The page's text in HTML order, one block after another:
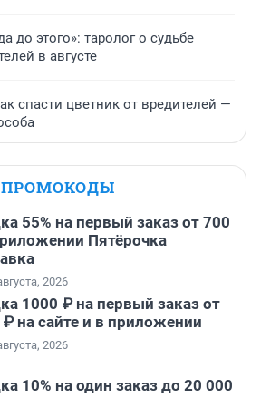
до этого»: таролог о судьбе
в августе
спасти цветник от вредителей —
ПРОМОКОДЫ
55% на первый заказ от 700
Пятёрочка
2026
1000 ₽ на первый заказ от
на сайте и в приложении
2026
10% на один заказ до 20 000